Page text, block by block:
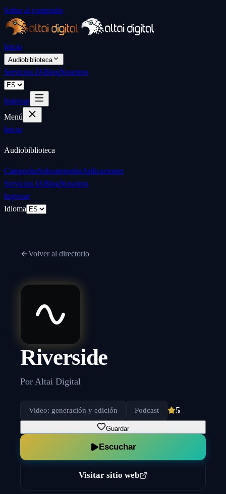
Saltar al contenido
Inicio
Audiobiblioteca
Servicios IABlogNosotros
Ingresar
Menú
Inicio
Audiobiblioteca
CategoríasSubcategoríasAplicaciones
Servicios IABlogNosotros
Ingresar
Idioma
Volver al directorio
Riverside
Por Altai Digital
Video: generación y edición Podcast 5
Guardar
Escuchar
Visitar sitio web